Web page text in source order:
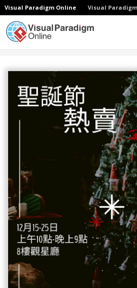
Visual Paradigm Online Visual